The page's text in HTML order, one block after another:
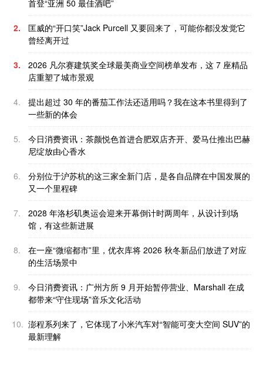
首登“亚洲 50 最佳酒吧”
2.
匡威的“开口笑”Jack Purcell 又要回来了，可能你都没发觉它
曾经离开过
3.
2026 凡尔赛建筑奖全球最美商业空间榜单发布，这 7 座精品
店重塑了城市景观
4.
提出超过 30 年的番茄工作法还适用吗？我在这本书里得到了
一些新的体会
5.
今日消费资讯：茶颜悦色首进合肥双店齐开、爱马仕推出巴赫
尼绽放由心香水
6.
分别位于沪苏杭的这三家全新门店，是各自品牌在中国发展的
又一个里程碑
7.
2028 年洛杉矶奥运会迎来开幕倒计时两周年，从设计到场
馆，有这些新进展
8.
在一座“微缩都市”里，优衣库将 2026 秋冬新品们放进了对应
的生活场景中
9.
今日消费资讯：广州方所 9 月开始暂停营业、Marshall 在成
都带来“守住现场”音乐文化活动
10. 澎程系列来了，它体现了小米汽车对“智能可变大空间 SUV”的
最新理解